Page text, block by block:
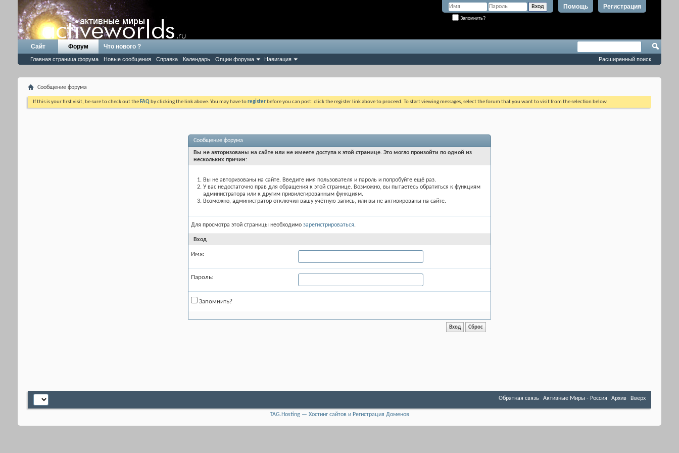
Регистрация
Помощь
Запомнить?
Сайт Форум
Главная страница форума Новые сообщения Справка Календарь Опции форума Навигация
Что нового ?
Расширенный поиск
Сообщение форума
If this is your first visit, be sure to check out the FAQ by clicking the link above. You may have toregister before you can post: click the register link above to proceed. To start viewing messages, select the forum that you want to visit from the selection below.
Сообщение форума
Вы не авторизованы на сайте или не имеете доступа к этой странице. Это могло произойти по одной из
нескольких причин:
Вы не авторизованы на сайте. Введите имя пользователя и пароль и попробуйте ещё раз.
У вас недостаточно прав для обращения к этой странице. Возможно, вы пытаетесь обратиться к функциям
администратора или к другим привилегированным функциям.
Возможно, администратор отключил вашу учётную запись, или вы не активированы на сайте.
Для просмотра этой страницы необходимо зарегистрироваться.
Вход
Имя:
Пароль:
Запомнить?
Обратная связь Активные Миры - Россия Архив Вверх
TAG.Hosting — Хостинг сайтов и Регистрация Доменов